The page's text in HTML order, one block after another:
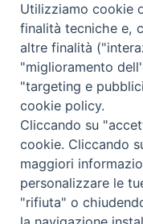
86170
086550849
I
Copyright © 2018 -
90008750946).
Tutti i diritti sono
Utilizziamo cookie
finalità tecniche e,
altre finalità
"miglioramento
"targeting e
cookie policy.
Cliccando su
cookie. Cliccando
maggiori
personalizzare le
"rifiuta" o